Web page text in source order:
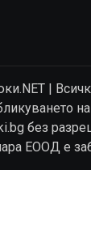
|
без
ЕООД е